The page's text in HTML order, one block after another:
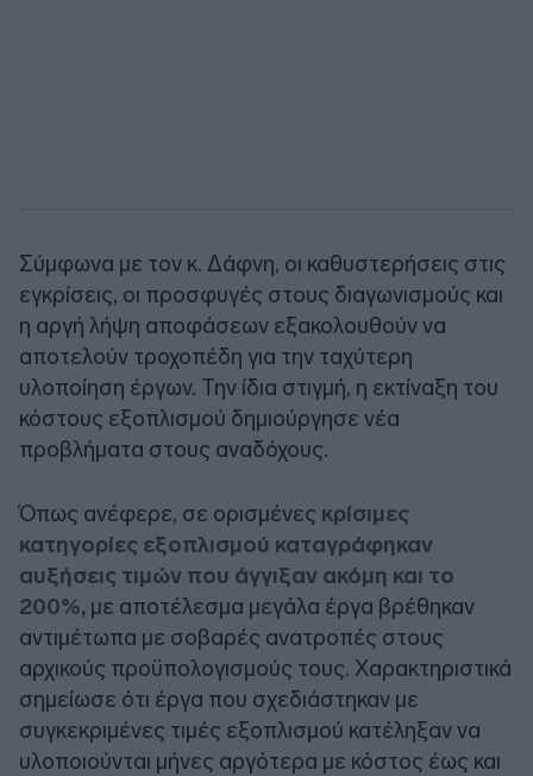
Σύμφωνα με τον κ. Δάφνη, οι καθυστερήσεις στις
εγκρίσεις, οι προσφυγές στους διαγωνισμούς και
η αργή λήψη αποφάσεων εξακολουθούν να
αποτελούν τροχοπέδη για την ταχύτερη
υλοποίηση έργων. Την ίδια στιγμή, η εκτίναξη του
κόστους εξοπλισμού δημιούργησε νέα
προβλήματα στους αναδόχους.
Όπως ανέφερε, σε ορισμένες κρίσιμες
κατηγορίες εξοπλισμού καταγράφηκαν
αυξήσεις τιμών που άγγιξαν ακόμη και το
200%, με αποτέλεσμα μεγάλα έργα βρέθηκαν
αντιμέτωπα με σοβαρές ανατροπές στους
αρχικούς προϋπολογισμούς τους. Χαρακτηριστικά
σημείωσε ότι έργα που σχεδιάστηκαν με
συγκεκριμένες τιμές εξοπλισμού κατέληξαν να
υλοποιούνται μήνες αργότερα με κόστος έως και